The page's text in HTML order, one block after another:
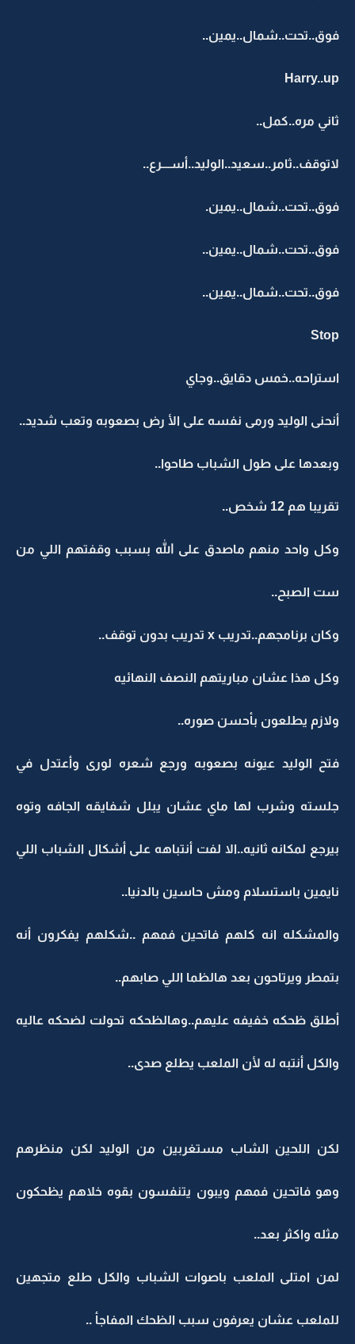
فوق..تحت..شمال..يمين..
Harry..up
ثاني مره..كمل..
لاتوقف..ثامر..سعيد..الوليد..أســــرع..
فوق..تحت..شمال..يمين.
فوق..تحت..شمال..يمين..
فوق..تحت..شمال..يمين..
Stop
استراحه..خمس دقايق..وجاي
أنحنى الوليد ورمى نفسه على الأ رض بصعوبه وتعب شديد..
وبعدها على طول الشباب طاحوا..
تقريبا هم 12 شخص..
وكل واحد منهم ماصدق على الله بسبب وقفتهم اللي من
ست الصبح..
وكان برنامجهم..تدريب x تدريب بدون توقف..
وكل هذا عشان مباريتهم النصف النهائيه
ولازم يطلعون بأحسن صوره..
فتح الوليد عيونه بصعوبه ورجع شعره لورى وأعتدل في
جلسته وشرب لها ماي عشان يبلل شفايقه الجافه وتوه
بيرجع لمكانه ثانيه..الا لفت أنتباهه على أشكال الشباب اللي
نايمين باستسلام ومش حاسين بالدنيا..
والمشكله انه كلهم فاتحين فمهم ..شكلهم يفكرون أنه
بتمطر ويرتاحون بعد هالظما اللي صابهم..
أطلق ظحكه خفيفه عليهم..وهالظحكه تحولت لضحكه عاليه
والكل أنتبه له لأن الملعب يطلع صدى..
لكن اللحين الشاب مستغربين من الوليد لكن منظرهم
وهو فاتحين فمهم ويبون يتنفسون بقوه خلاهم يظحكون
مثله واكثر بعد..
لمن امتلى الملعب باصوات الشباب والكل طلع متجهين
للملعب عشان يعرفون سبب الظحك المفاجأ ..